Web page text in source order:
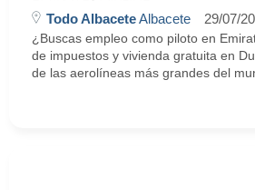
Todo AlbaceteAlbacete 29/07/
¿Buscas empleo como piloto en
de impuestos y vivienda gratuita en
de las aerolíneas más grandes del